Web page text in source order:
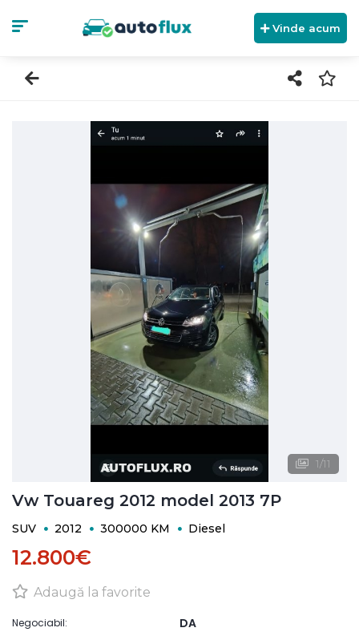
Vinde acum
1/11
Vw Touareg 2012 model 2013 7P
SUV 2012 300000 KM Diesel
12.800€
Adaugă la favorite
Negociabil: DA